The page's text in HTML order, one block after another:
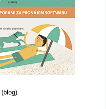
(blog).